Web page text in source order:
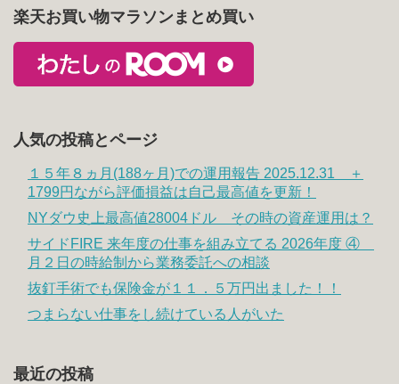
楽天お買い物マラソンまとめ買い
人気の投稿とページ
１５年８ヵ月(188ヶ月)での運用報告 2025.12.31 ＋
1799円ながら評価損益は自己最高値を更新！
NYダウ史上最高値28004ドル その時の資産運用は？
サイドFIRE 来年度の仕事を組み立てる 2026年度 ④
月２日の時給制から業務委託への相談
抜釘手術でも保険金が１１．５万円出ました！！
つまらない仕事をし続けている人がいた
最近の投稿